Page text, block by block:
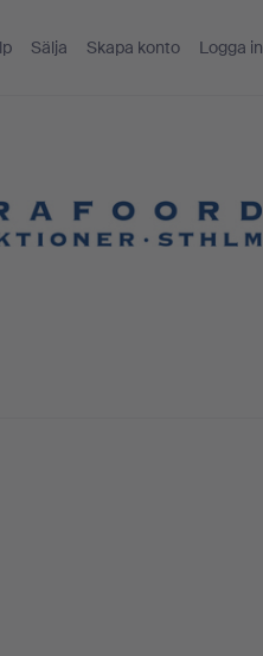
Sälja Skapa konto Logga in